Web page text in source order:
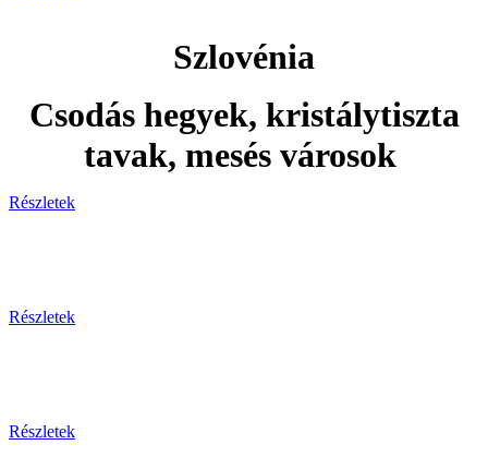
Szlovénia
Csodás hegyek, kristálytiszta
tavak, mesés városok
Részletek
Részletek
Részletek